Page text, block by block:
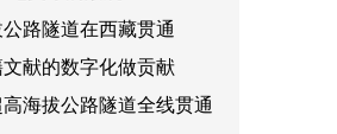
路隧道在西藏贯通
献的数字化做贡献
海拔公路隧道全线贯通